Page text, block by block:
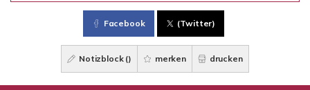
Facebook (Twitter)
Notizblock () merken drucken